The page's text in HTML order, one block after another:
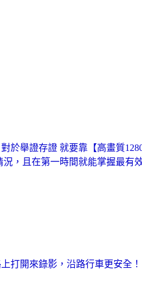
於舉證存證 就要靠【高畫質
，且在第一時間就能掌握最有
打開來錄影，沿路行車更安全！